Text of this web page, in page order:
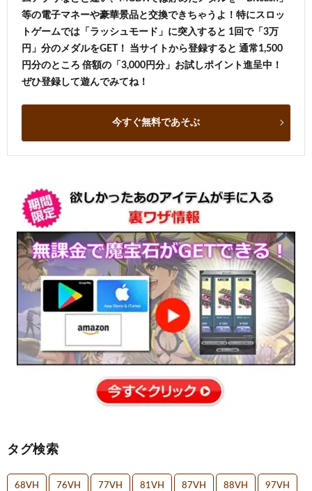
等の電子マネーや豪華景品と交換できちゃうよ！特にスロッ
トゲームでは「ラッシュモード」に突入すると 1回で「3万
円」分のメダルをGET！ 当サイトから登録すると 通常1,500
円分のところ 倍額の「3,000円分」お試しポイント進呈中！
ぜひ登録して遊んでみてね！
今すぐ無料であそぶ
タグ検索
68VH 76VH 77VH 81VH 87VH 88VH 97VH